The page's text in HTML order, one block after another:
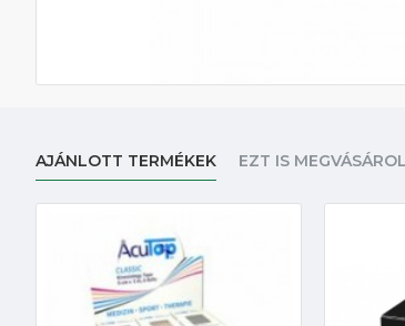
AJÁNLOTT TERMÉKEK EZT IS